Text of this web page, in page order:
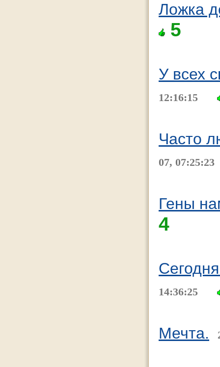
Ложка
5
У всех
12:16:15
Часто
07, 07:25:23
Гены
4
14:36:25
Мечта.